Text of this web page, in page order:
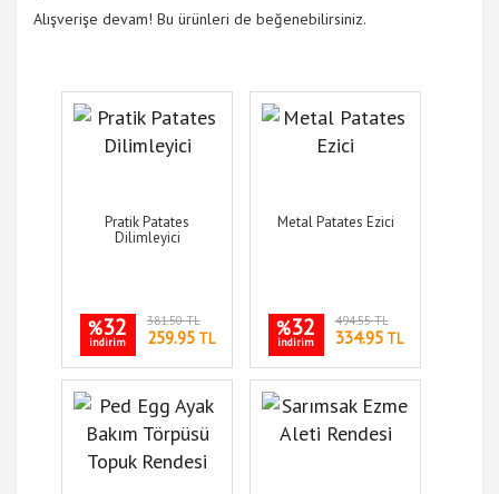
Alışverişe devam! Bu ürünleri de beğenebilirsiniz.
Pratik Patates
Dilimleyici
%32
indirim
381.50 TL
259.95TL
Metal Patates Ezici
%32
indirim
494.55 TL
334.95TL